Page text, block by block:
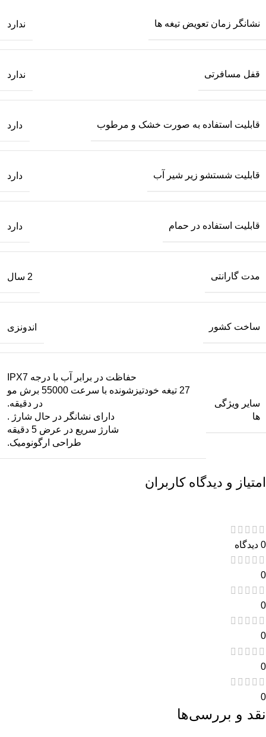
نشانگر زمان تعویض تیغه ها ندارد
قفل مسافرتی ندارد
قابلیت استفاده به صورت خشک و مرطوب دارد
قابلیت شستشو زیر شیر آب دارد
قابلیت استفاده در حمام دارد
مدت گارانتی 2 سال
ساخت کشور اندونزی
سایر ویژگی
ها
حفاظت در برابر آب با درجه IPX7
27 تیغه خودتیزشونده با سرعت 55000 برش مو
در دقیقه.
دارای نشانگر در حال شارژ .
شارژ سریع در عرض 5 دقیقه
طراحی ارگونومیک.
امتیاز و دیدگاه کاربران
0 دیدگاه
0
0
0
0
0
نقد و بررسی‌ها